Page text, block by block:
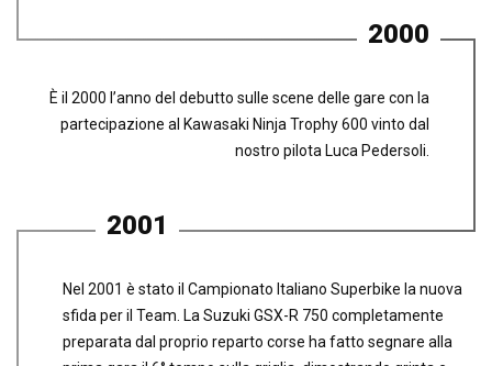
2000
È il 2000 l’anno del debutto sulle scene delle gare con la
partecipazione al Kawasaki Ninja Trophy 600 vinto dal
nostro pilota Luca Pedersoli.
2001
Nel 2001 è stato il Campionato Italiano Superbike la nuova
sfida per il Team. La Suzuki GSX-R 750 completamente
preparata dal proprio reparto corse ha fatto segnare alla